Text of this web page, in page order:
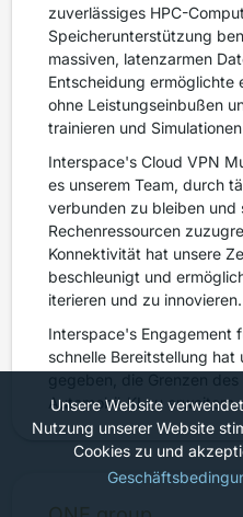
zuverlässiges HPC-
Speicherunterstützung
massiven, latenzarmen
Entscheidung ermöglichte
ohne Leistungseinbußen
trainieren und
Interspace's Cloud VPN
es unserem Team, durch
verbunden zu bleiben und
Rechenressourcen
Konnektivität hat unsere
beschleunigt und
iterieren und zu innovieren.
Interspace's Engagement
schnelle Bereitstellung hat
Automobil-KI zu erweitern.
Unsere Website
Nutzung unserer Website
Cookies zu und